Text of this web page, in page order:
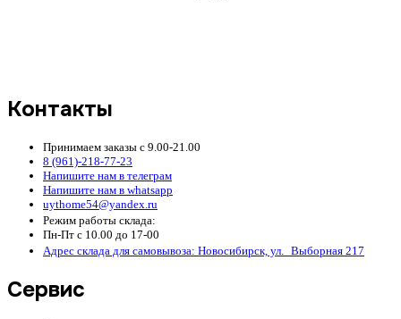
Контакты
Принимаем заказы с 9.00-21.00
8 (961)-218-77-23
Напишите нам в телеграм
Напишите нам в whatsapp
uythome54@yandex.ru
Режим работы склада:
Пн-Пт с 10.00 до 17-00
Адрес склада для самовывоза: Новосибирск, ул. Выборная 217
Сервис